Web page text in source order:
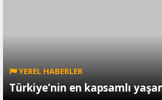
YEREL HABERLER
Türkiye’nin en kapsamlı